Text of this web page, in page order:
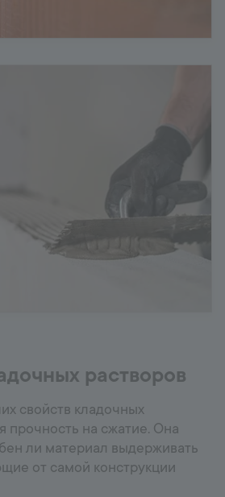
растворов
свойств кладочных
прочность на сжатие. Она
ли материал выдерживать
от самой конструкции